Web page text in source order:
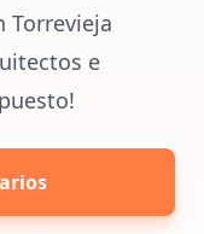
Torrevieja
e